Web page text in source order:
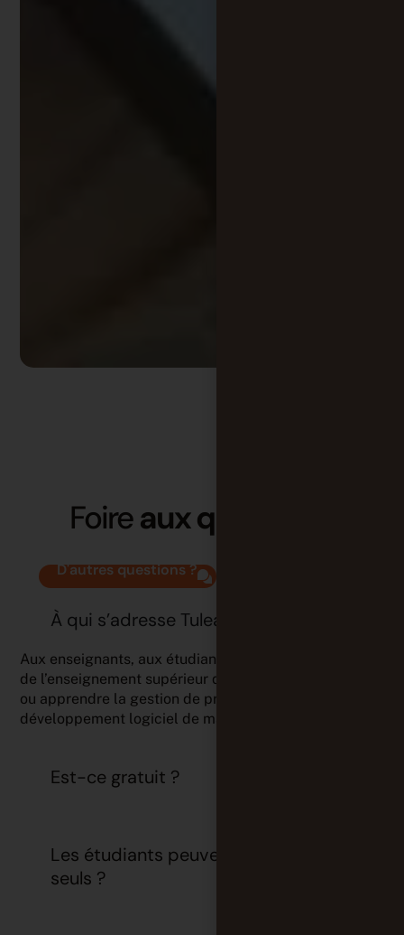
Foireaux questions
D'autres questions ?
À qui s’adresse Tuleap Campus ?
Aux enseignants, aux étudiants et aux établissements
de l’enseignement supérieur qui souhaitent enseigner
ou apprendre la gestion de projet, l’Agilité et le
développement logiciel de manière concrète.
Est-ce gratuit ?
Les étudiants peuvent-ils l’utiliser
seuls ?